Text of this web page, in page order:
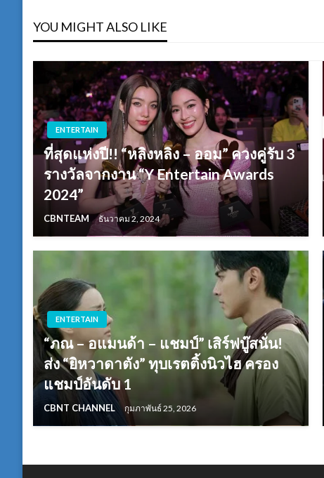
YOU MIGHT ALSO LIKE
ENTERTAIN
ที่สุดแห่งปี!! “หลิงหลิง – ออม” ควงคู่รับ 3
รางวัลจากงาน “Y Entertain Awards
2024”
CBNTEAM ธันวาคม 2, 2024
ENTERTAIN
“ภณ – อแมนด้า – แชมป์” เสิร์ฟบู๊สนั่น!
ส่ง “ยิหวาดาตัง” ทุบเรตติ้งนิวไฮ ครอง
แชมป์อันดับ 1
CBNT CHANNEL กุมภาพันธ์ 25, 2026